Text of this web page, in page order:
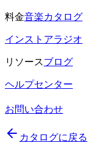
料金音楽カタログ
インストアラジオ
リソースブログ
ヘルプセンター
お問い合わせ
カタログに戻る